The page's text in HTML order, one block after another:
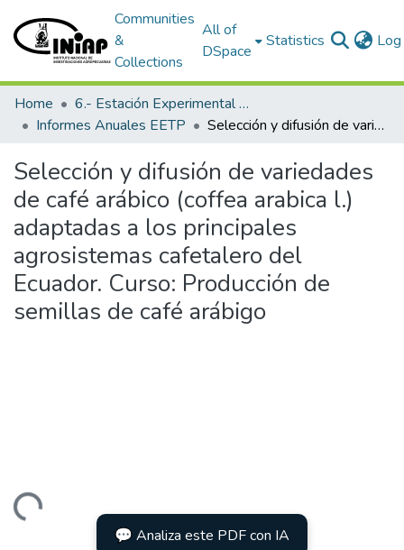
Communities
&
Collections
All of
DSpace
Statistics
Home
6.- Estación Experimental Tropical Pichilingue
Informes Anuales EETP
Selección y difusión de variedades de café arábico (coffea arabica l.) adaptadas a los principales agrosistemas cafetalero del Ecuador. Curso: Producción de semillas de café arábigo
Selección y difusión de variedades
de café arábico (coffea arabica l.)
adaptadas a los principales
agrosistemas cafetalero del
Ecuador. Curso: Producción de
semillas de café arábigo
Loading... 💬 Analiza este PDF con IA